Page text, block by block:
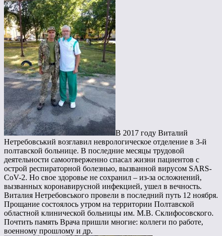
В 2017 году Виталий
Нетребовський возглавил неврологическое отделение в 3-й
полтавской больнице. В последние месяцы трудовой
деятельности самоотверженно спасал жизни пациентов с
острой респираторной болезнью, вызванной вирусом SARS-
CoV-2. Но свое здоровье не сохранил – из-за осложнений,
вызванных коронавирусной инфекцией, ушел в вечность.
Виталия Нетребовського провели в последний путь 12 ноября.
Прощание состоялось утром на территории Полтавской
областной клинической больницы им. М.В. Склифосовского.
Почтить память Врача пришли многие: коллеги по работе,
военному прошлому и др.